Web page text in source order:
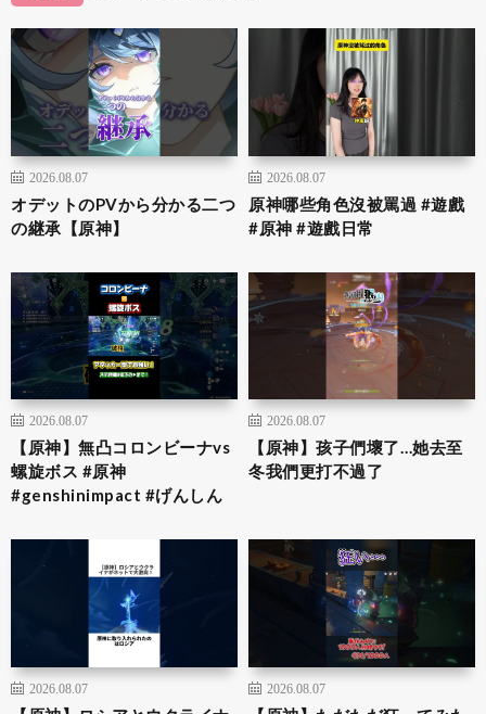
2026.08.07
オデットのPVから分かる二つ
の継承【原神】
2026.08.07
原神哪些角色沒被罵過 #遊戲
#原神 #遊戲日常
2026.08.07
【原神】無凸コロンビーナvs
螺旋ボス #原神
#genshinimpact #げんしん
2026.08.07
【原神】孩子們壞了…她去至
冬我們更打不過了
2026.08.07 2026.08.07